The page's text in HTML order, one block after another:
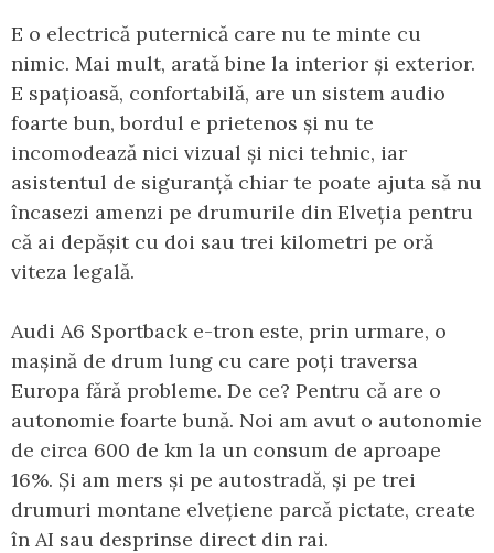
E o electrică puternică care nu te minte cu
nimic. Mai mult, arată bine la interior și exterior.
E spațioasă, confortabilă, are un sistem audio
foarte bun, bordul e prietenos și nu te
incomodează nici vizual și nici tehnic, iar
asistentul de siguranță chiar te poate ajuta să nu
încasezi amenzi pe drumurile din Elveția pentru
că ai depășit cu doi sau trei kilometri pe oră
viteza legală.
Audi A6 Sportback e-tron este, prin urmare, o
mașină de drum lung cu care poți traversa
Europa fără probleme. De ce? Pentru că are o
autonomie foarte bună. Noi am avut o autonomie
de circa 600 de km la un consum de aproape
16%. Și am mers și pe autostradă, și pe trei
drumuri montane elvețiene parcă pictate, create
în AI sau desprinse direct din rai.